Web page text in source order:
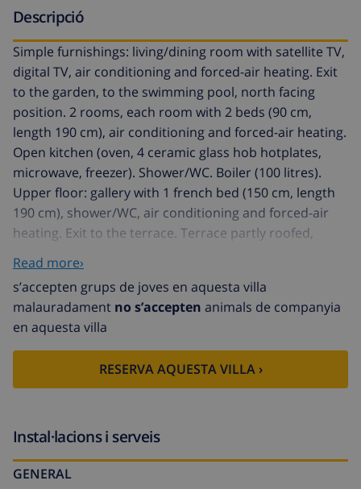
Descripció
Simple furnishings: living/dining room with satellite TV,
digital TV, air conditioning and forced-air heating. Exit
to the garden, to the swimming pool, north facing
position. 2 rooms, each room with 2 beds (90 cm,
length 190 cm), air conditioning and forced-air heating.
Open kitchen (oven, 4 ceramic glass hob hotplates,
microwave, freezer). Shower/WC. Boiler (100 litres).
Upper floor: gallery with 1 french bed (150 cm, length
190 cm), shower/WC, air conditioning and forced-air
heating. Exit to the terrace. Terrace partly roofed,
chair, baby cot. Internet (WiFi, free). Parking. Instead of
an enclosed bedroom, some sleeping areas are
located in an open-plan area (gallery, alcove, etc.). CV-
VUT0441833A // Reg. Nr.:
ESFCTU00000305500028375200000000000000CV-
VUT0441833A5
Alqueries 1 km from Dénia: Cosy house "Pia", 2 storeys.
the centre of Dénia, 3 km from the sea, 3 km from the
garden (fenced) with lawn, swimming pool (4 x 7 m,
Read more›
s’accepten grups de joves en aquesta villa
malauradament no s’accepten animals de companyia
en aquesta villa
RESERVA AQUESTA VILLA ›
Instal·lacions i serveis
GENERAL